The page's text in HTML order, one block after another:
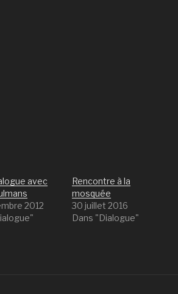
avec
2012
Rencontre à la
mosquée
30 juillet 2016
Dans "Dialogue"